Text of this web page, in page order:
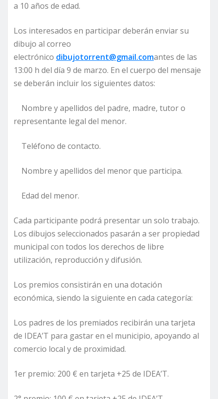
a 10 años de edad.
Los interesados en participar deberán enviar su
dibujo al correo
electrónico dibujotorrent@gmail.comantes de las
13:00 h del día 9 de marzo. En el cuerpo del mensaje
se deberán incluir los siguientes datos:
Nombre y apellidos del padre, madre, tutor o
representante legal del menor.
Teléfono de contacto.
Nombre y apellidos del menor que participa.
Edad del menor.
Cada participante podrá presentar un solo trabajo.
Los dibujos seleccionados pasarán a ser propiedad
municipal con todos los derechos de libre
utilización, reproducción y difusión.
Los premios consistirán en una dotación
económica, siendo la siguiente en cada categoría:
Los padres de los premiados recibirán una tarjeta
de IDEA’T para gastar en el municipio, apoyando al
comercio local y de proximidad.
1er premio: 200 € en tarjeta +25 de IDEA’T.